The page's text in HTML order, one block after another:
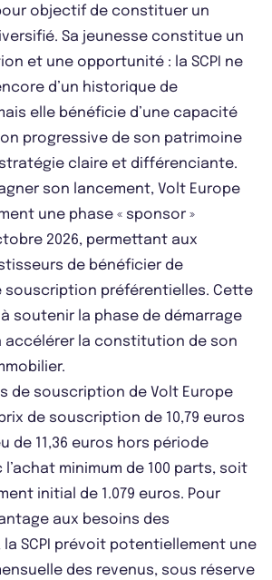
objectif de constituer un
Sa jeunesse constitue un
et une opportunité : la SCPI ne
d’un historique de
elle bénéficie d’une capacité
progressive de son patrimoine
claire et différenciante.
son lancement, Volt Europe
une phase « sponsor »
2026, permettant aux
de bénéficier de
souscription préférentielles. Cette
soutenir la phase de démarrage
accélérer la constitution de son
de souscription de Volt Europe
de souscription de 10,79 euros
de 11,36 euros hors période
l’achat minimum de 100 parts, soit
initial de 1.079 euros. Pour
aux besoins des
la SCPI prévoit potentiellement une
des revenus, sous réserve